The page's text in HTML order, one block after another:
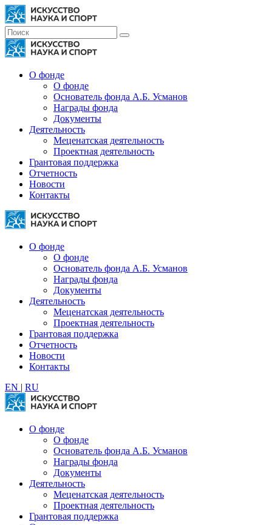
О фонде
О фонде
Основатель фонда А.Б. Усманов
Награды фонда
Документы
Деятельность
Меценатская деятельность
Проектная деятельность
Грантовая поддержка
Отчетность
Новости
Контакты
О фонде
О фонде
Основатель фонда А.Б. Усманов
Награды фонда
Документы
Деятельность
Меценатская деятельность
Проектная деятельность
Грантовая поддержка
Отчетность
Новости
Контакты
EN | RU
О фонде
О фонде
Основатель фонда А.Б. Усманов
Награды фонда
Документы
Деятельность
Меценатская деятельность
Проектная деятельность
Грантовая поддержка